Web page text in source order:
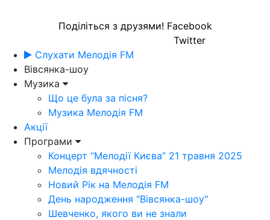
Поділіться з друзями! Facebook
Twitter
Слухати Мелодія FM
Вівсянка-шоу
Музика
Що це була за пісня?
Музика Мелодія FM
Акції
Програми
Концерт “Мелодії Києва” 21 травня 2025
Мелодія вдячності
Новий Рік на Мелодія FM
День народження "Вівсянка-шоу"
Шевченко, якого ви не знали